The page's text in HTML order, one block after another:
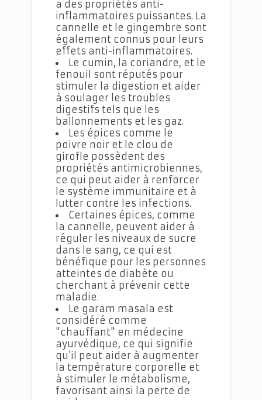
a des propriétés anti-
inflammatoires puissantes. La
cannelle et le gingembre sont
également connus pour leurs
effets anti-inflammatoires.
Le cumin, la coriandre, et le
fenouil sont réputés pour
stimuler la digestion et aider
à soulager les troubles
digestifs tels que les
ballonnements et les gaz.
Les épices comme le
poivre noir et le clou de
girofle possèdent des
propriétés antimicrobiennes,
ce qui peut aider à renforcer
le système immunitaire et à
lutter contre les infections.
Certaines épices, comme
la cannelle, peuvent aider à
réguler les niveaux de sucre
dans le sang, ce qui est
bénéfique pour les personnes
atteintes de diabète ou
cherchant à prévenir cette
maladie.
Le garam masala est
considéré comme
"chauffant" en médecine
ayurvédique, ce qui signifie
qu'il peut aider à augmenter
la température corporelle et
à stimuler le métabolisme,
favorisant ainsi la perte de